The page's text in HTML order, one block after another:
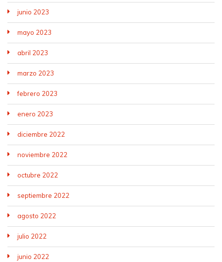
junio 2023
mayo 2023
abril 2023
marzo 2023
febrero 2023
enero 2023
diciembre 2022
noviembre 2022
octubre 2022
septiembre 2022
agosto 2022
julio 2022
junio 2022